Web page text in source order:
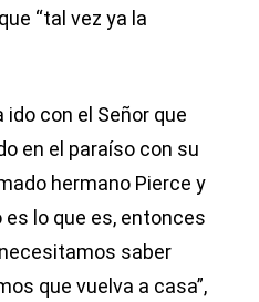
“tal vez ya la
ido con el Señor que
en el paraíso con su
hermano Pierce y
es lo que es, entonces
saber
que vuelva a casa”,